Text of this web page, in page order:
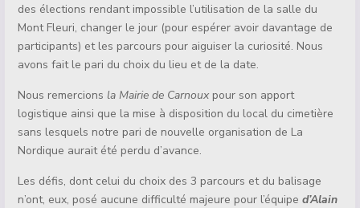
des élections rendant impossible l’utilisation de la salle du
Mont Fleuri, changer le jour (pour espérer avoir davantage de
participants) et les parcours pour aiguiser la curiosité. Nous
avons fait le pari du choix du lieu et de la date.
Nous remercions la Mairie de Carnoux pour son apport
logistique ainsi que la mise à disposition du local du cimetière
sans lesquels notre pari de nouvelle organisation de La
Nordique aurait été perdu d’avance.
Les défis, dont celui du choix des 3 parcours et du balisage
n’ont, eux, posé aucune difficulté majeure pour l’équiped’Alain